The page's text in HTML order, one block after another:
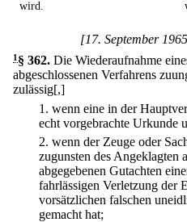
wird.
[17. September
1§ 362. Die Wiederaufnahme
abgeschlossenen Verfahrens
zulässig[,]
1. wenn eine in der
echt vorgebrachte Urkunde
2. wenn der Zeuge oder
zugunsten des Angeklagten
abgegebenen Gutachten
fahrlässigen Verletzung der
vorsätzlichen falschen
gemacht hat;